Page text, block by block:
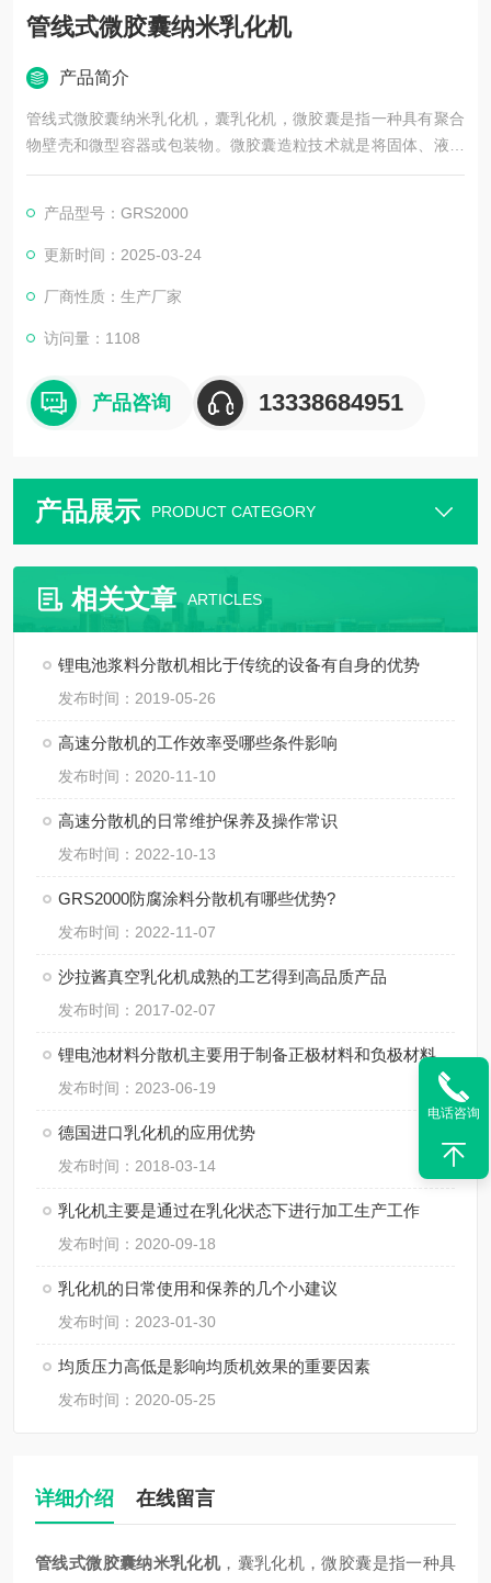
管线式微胶囊纳米乳化机
产品简介
管线式微胶囊纳米乳化机，囊乳化机，微胶囊是指一种具有聚合
物壁壳和微型容器或包装物。微胶囊造粒技术就是将固体、液体
或气体包埋、封存在一种微型胶囊内成为一种固体微粒产品的技
微胶囊化：用涂层薄膜或壳材料敷涂微小的固体颗粒、液滴或气
泡。
产品型号：GRS2000
更新时间：2025-03-24
厂商性质：生产厂家
访问量：1108
产品咨询 13338684951
产品展示 PRODUCT CATEGORY
相关文章 ARTICLES
锂电池浆料分散机相比于传统的设备有自身的优势
发布时间：2019-05-26
高速分散机的工作效率受哪些条件影响
发布时间：2020-11-10
高速分散机的日常维护保养及操作常识
发布时间：2022-10-13
GRS2000防腐涂料分散机有哪些优势?
发布时间：2022-11-07
沙拉酱真空乳化机成熟的工艺得到高品质产品
发布时间：2017-02-07
锂电池材料分散机主要用于制备正极材料和负极材料
发布时间：2023-06-19
德国进口乳化机的应用优势
发布时间：2018-03-14
乳化机主要是通过在乳化状态下进行加工生产工作
发布时间：2020-09-18
乳化机的日常使用和保养的几个小建议
发布时间：2023-01-30
均质压力高低是影响均质机效果的重要因素
发布时间：2020-05-25
详细介绍 在线留言
管线式微胶囊纳米乳化机，囊乳化机，微胶囊是指一种具
电话咨询